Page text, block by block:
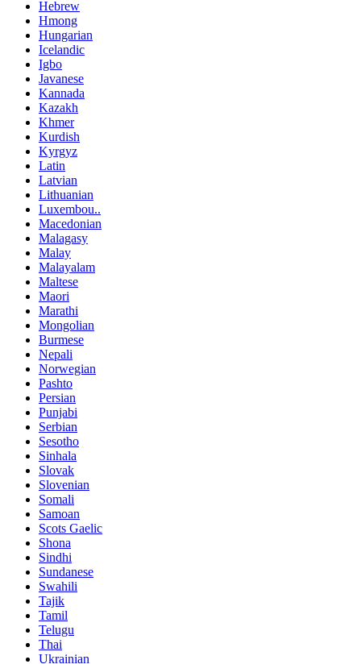
Hebrew
Hmong
Hungarian
Icelandic
Igbo
Javanese
Kannada
Kazakh
Khmer
Kurdish
Kyrgyz
Latin
Latvian
Lithuanian
Luxembou..
Macedonian
Malagasy
Malay
Malayalam
Maltese
Maori
Marathi
Mongolian
Burmese
Nepali
Norwegian
Pashto
Persian
Punjabi
Serbian
Sesotho
Sinhala
Slovak
Slovenian
Somali
Samoan
Scots Gaelic
Shona
Sindhi
Sundanese
Swahili
Tajik
Tamil
Telugu
Thai
Ukrainian